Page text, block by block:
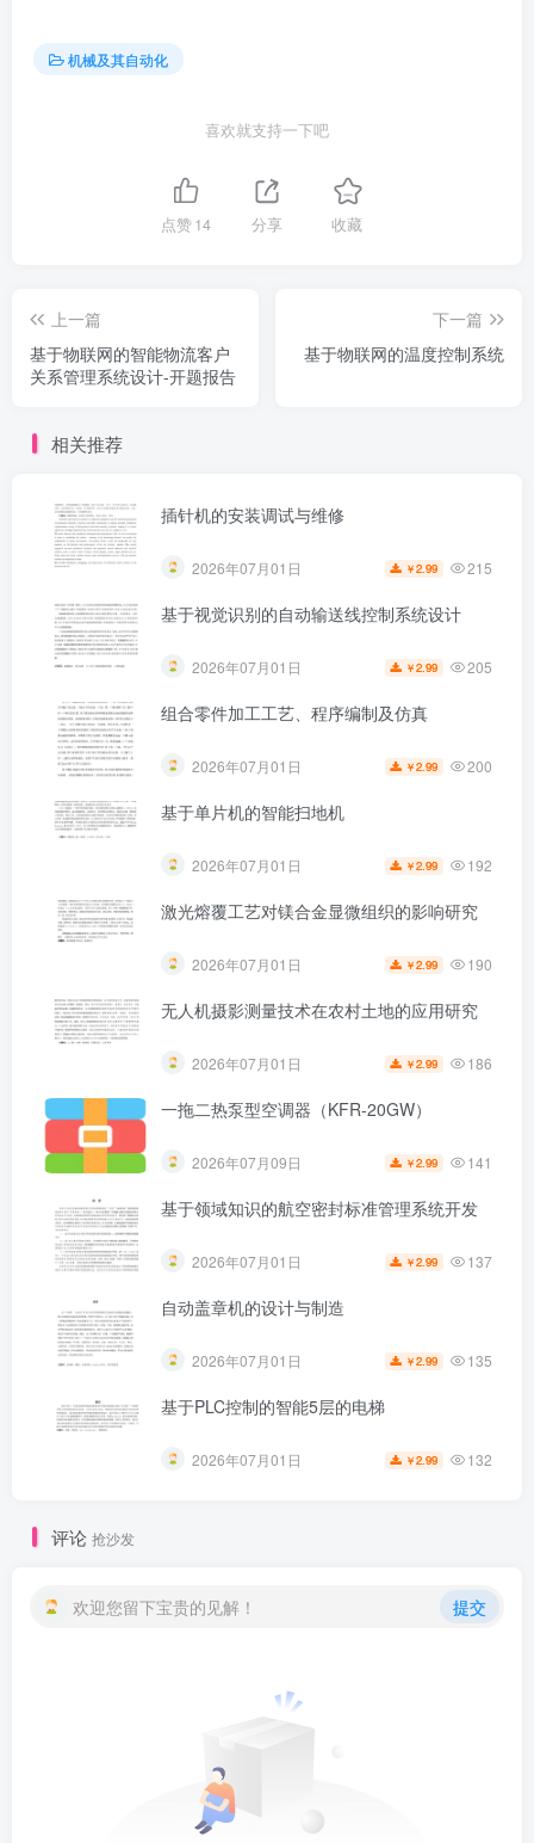
机械及其自动化
喜欢就支持一下吧
点赞14 分享 收藏
上一篇
基于物联网的智能物流客户
关系管理系统设计-开题报告
下一篇
基于物联网的温度控制系统
相关推荐
插针机的安装调试与维修
2026年07月01日 ￥2.99 215
基于视觉识别的自动输送线控制系统设计
2026年07月01日 ￥2.99 205
组合零件加工工艺、程序编制及仿真
2026年07月01日 ￥2.99 200
基于单片机的智能扫地机
2026年07月01日 ￥2.99 192
激光熔覆工艺对镁合金显微组织的影响研究
2026年07月01日 ￥2.99 190
无人机摄影测量技术在农村土地的应用研究
2026年07月01日 ￥2.99 186
一拖二热泵型空调器（KFR-20GW）
2026年07月09日 ￥2.99 141
基于领域知识的航空密封标准管理系统开发
2026年07月01日 ￥2.99 137
自动盖章机的设计与制造
2026年07月01日 ￥2.99 135
基于PLC控制的智能5层的电梯
2026年07月01日 ￥2.99 132
评论 抢沙发
欢迎您留下宝贵的见解！ 提交